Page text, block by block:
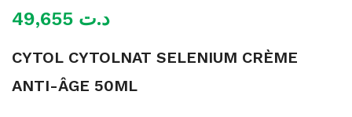
د.ت
CYTOL CYTOLNAT SELENIUM CRÈME
ANTI-ÂGE 50ML